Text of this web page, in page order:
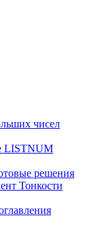
чисел
LISTNUM
решения
Тонкости